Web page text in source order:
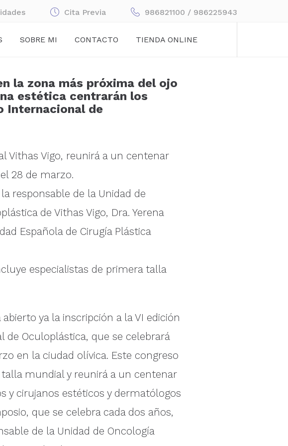
Cita Previa 986821100 / 986225943
SOBRE MI CONTACTO TIENDA ONLINE
la zona más próxima del ojo
estética centrarán los
Internacional de
Vithas Vigo, reunirá a un centenar
28 de marzo.
responsable de la Unidad de
de Vithas Vigo, Dra. Yerena
Española de Cirugía Plástica
especialistas de primera talla
ya la inscripción a la VI edición
de Oculoplástica, que se celebrará
en la ciudad olívica. Este congreso
mundial y reunirá a un centenar
y cirujanos estéticos y dermatólogos
que se celebra cada dos años,
de la Unidad de Oncología